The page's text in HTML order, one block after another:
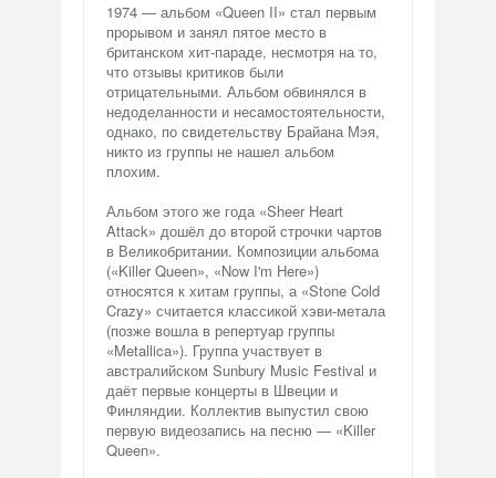
1974 — альбом «Queen II» стал первым
прорывом и занял пятое место в
британском хит-параде, несмотря на то,
что отзывы критиков были
отрицательными. Альбом обвинялся в
недоделанности и несамостоятельности,
однако, по свидетельству Брайана Мэя,
никто из группы не нашел альбом
плохим.
Альбом этого же года «Sheer Heart
Attack» дошёл до второй строчки чартов
в Великобритании. Композиции альбома
(«Killer Queen», «Now I'm Here»)
относятся к хитам группы, а «Stone Cold
Crazy» считается классикой хэви-метала
(позже вошла в репертуар группы
«Metallica»). Группа участвует в
австралийском Sunbury Music Festival и
даёт первые концерты в Швеции и
Финляндии. Коллектив выпустил свою
первую видеозапись на песню — «Killer
Queen».